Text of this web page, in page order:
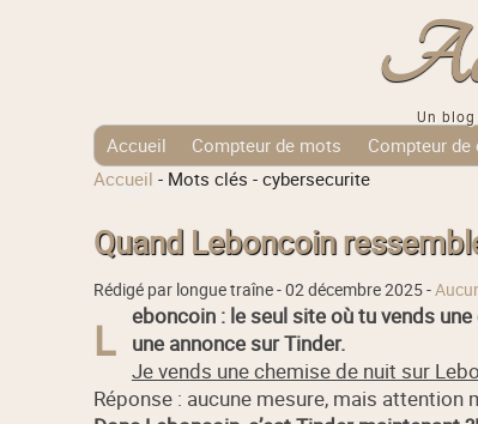
Un
Accueil Compteur de mots Compteur de
Tags Cloud
Accueil - Mots clés - cybersecurite
Quand Leboncoin
Rédigé par longue traîne -02 décembre 2025-
L
eboncoin : le seul site où tu vends
une annonce sur Tinder.
Je vends une chemise de nuit sur
Réponse : aucune mesure, mais attention